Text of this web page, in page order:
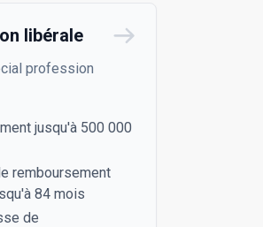
libérale
profession
jusqu'à 500 000
remboursement
84 mois
de